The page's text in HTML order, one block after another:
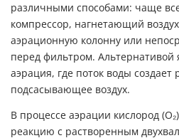
различными способами: чаще
компрессор, нагнетающий
аэрационную колонну или
перед фильтром. Альтернативой
аэрация, где поток воды создает
подсасывающее воздух.
В процессе аэрации кислород
реакцию с растворенным